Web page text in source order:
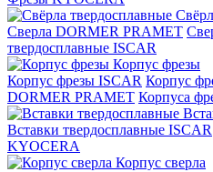
Сверла DORMER PRAMET
твердосплавные ISCAR
Корпус фрезы
Корпус фрезы ISCAR Корпус
DORMER PRAMET Корпуса
Вставки твердосплавные ISCAR
KYOCERA
Корпус сверла